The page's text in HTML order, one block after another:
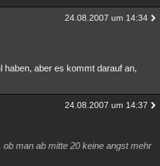
24.08.2007 um 14:34
aber es kommt darauf an,
24.08.2007 um 14:37
man ab mitte 20 keine angst mehr